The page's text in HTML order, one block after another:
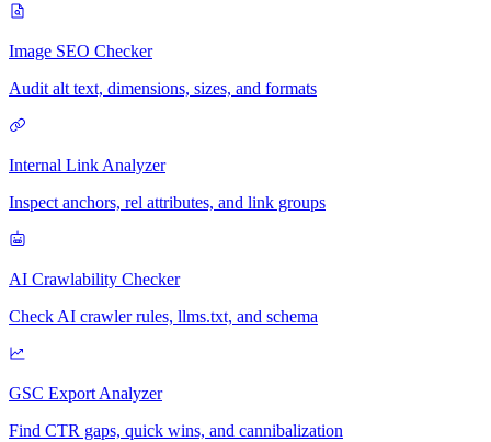
Image SEO Checker
Audit alt text, dimensions, sizes, and formats
Internal Link Analyzer
Inspect anchors, rel attributes, and link groups
AI Crawlability Checker
Check AI crawler rules, llms.txt, and schema
GSC Export Analyzer
Find CTR gaps, quick wins, and cannibalization